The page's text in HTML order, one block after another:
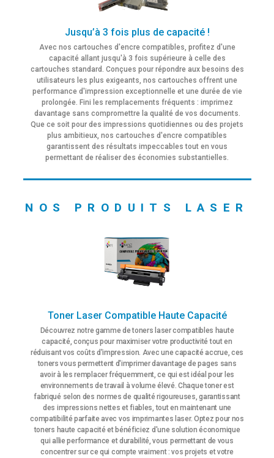
Jusqu’à 3 fois plus de capacité !
Avec nos cartouches d'encre compatibles, profitez d'une
capacité allant jusqu'à 3 fois supérieure à celle des
cartouches standard. Conçues pour répondre aux besoins des
utilisateurs les plus exigeants, nos cartouches offrent une
performance d'impression exceptionnelle et une durée de vie
prolongée. Fini les remplacements fréquents : imprimez
davantage sans compromettre la qualité de vos documents.
Que ce soit pour des impressions quotidiennes ou des projets
plus ambitieux, nos cartouches d'encre compatibles
garantissent des résultats impeccables tout en vous
permettant de réaliser des économies substantielles.
NOS PRODUITS LASER
Toner Laser Compatible Haute Capacité
Découvrez notre gamme de toners laser compatibles haute
capacité, conçus pour maximiser votre productivité tout en
réduisant vos coûts d'impression. Avec une capacité accrue, ces
toners vous permettent d'imprimer davantage de pages sans
avoir à les remplacer fréquemment, ce qui est idéal pour les
environnements de travail à volume élevé. Chaque toner est
fabriqué selon des normes de qualité rigoureuses, garantissant
des impressions nettes et fiables, tout en maintenant une
compatibilité parfaite avec vos imprimantes laser. Optez pour nos
toners haute capacité et bénéficiez d'une solution économique
qui allie performance et durabilité, vous permettant de vous
concentrer sur ce qui compte vraiment : vos projets et votre